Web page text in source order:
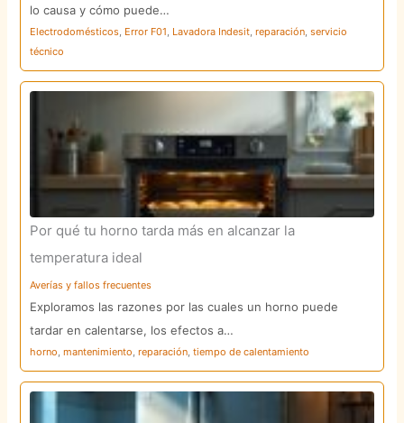
lo causa y cómo puede…
Electrodomésticos Error F01 Lavadora Indesit ,reparación ,servicio
técnico
Por qué tu horno tarda más en alcanzar la
temperatura ideal
Averías y fallos frecuentes
Exploramos las razones por las cuales un horno puede
tardar en calentarse, los efectos a…
horno ,mantenimiento ,reparación ,tiempo de calentamiento